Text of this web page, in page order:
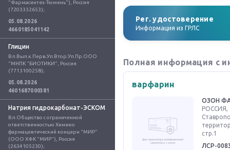
"Фармасинтез-Тюмень"), Россия
(7203332653);
05.08.2026
4660185041142
Глицин
Вл.Вып.к.Перв.Уп.Втор.Уп.Пр.ООО
"МНПК "БИОТИКИ", Россия
(7713100258);
05.08.2026
4601687000381
Натрия гидрокарбонат-ЭСКОМ
Вл.Общество с ограниченной
ответственностью Химико
фармацевтический концерн "МИР"
(ООО ХФК "МИР"), Россия
(2634105230);
Рег. удостоверение
Информация из ГРЛС
Полная информация с
варфарин
ОЗОН
РОССИЯ,
стр.1
ЛСР-